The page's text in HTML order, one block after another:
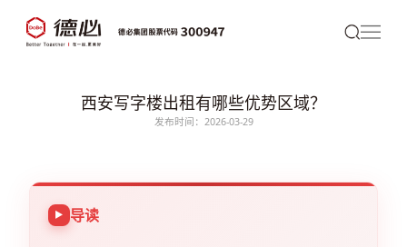
西安写字楼出租有哪些优势区域？
发布时间：2026-03-29
导读